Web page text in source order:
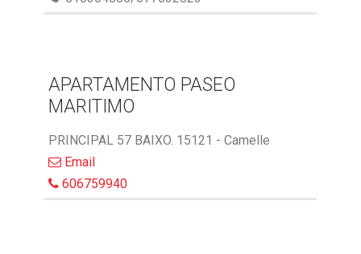
APARTAMENTO PASEO
MARITIMO
PRINCIPAL 57 BAIXO. 15121 - Camelle
Email
606759940